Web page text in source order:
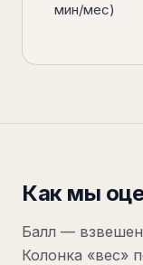
мин/мес)
Как мы
Балл —
Колонка «вес»